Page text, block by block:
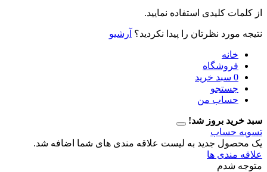
کلیدی استفاده نمایید.
نظرتان را پیدا نکردید؟ آرشیو
سبد خرید
من
بروز شد!
جدید به لیست علاقه مندی های شما اضافه شد.
ها